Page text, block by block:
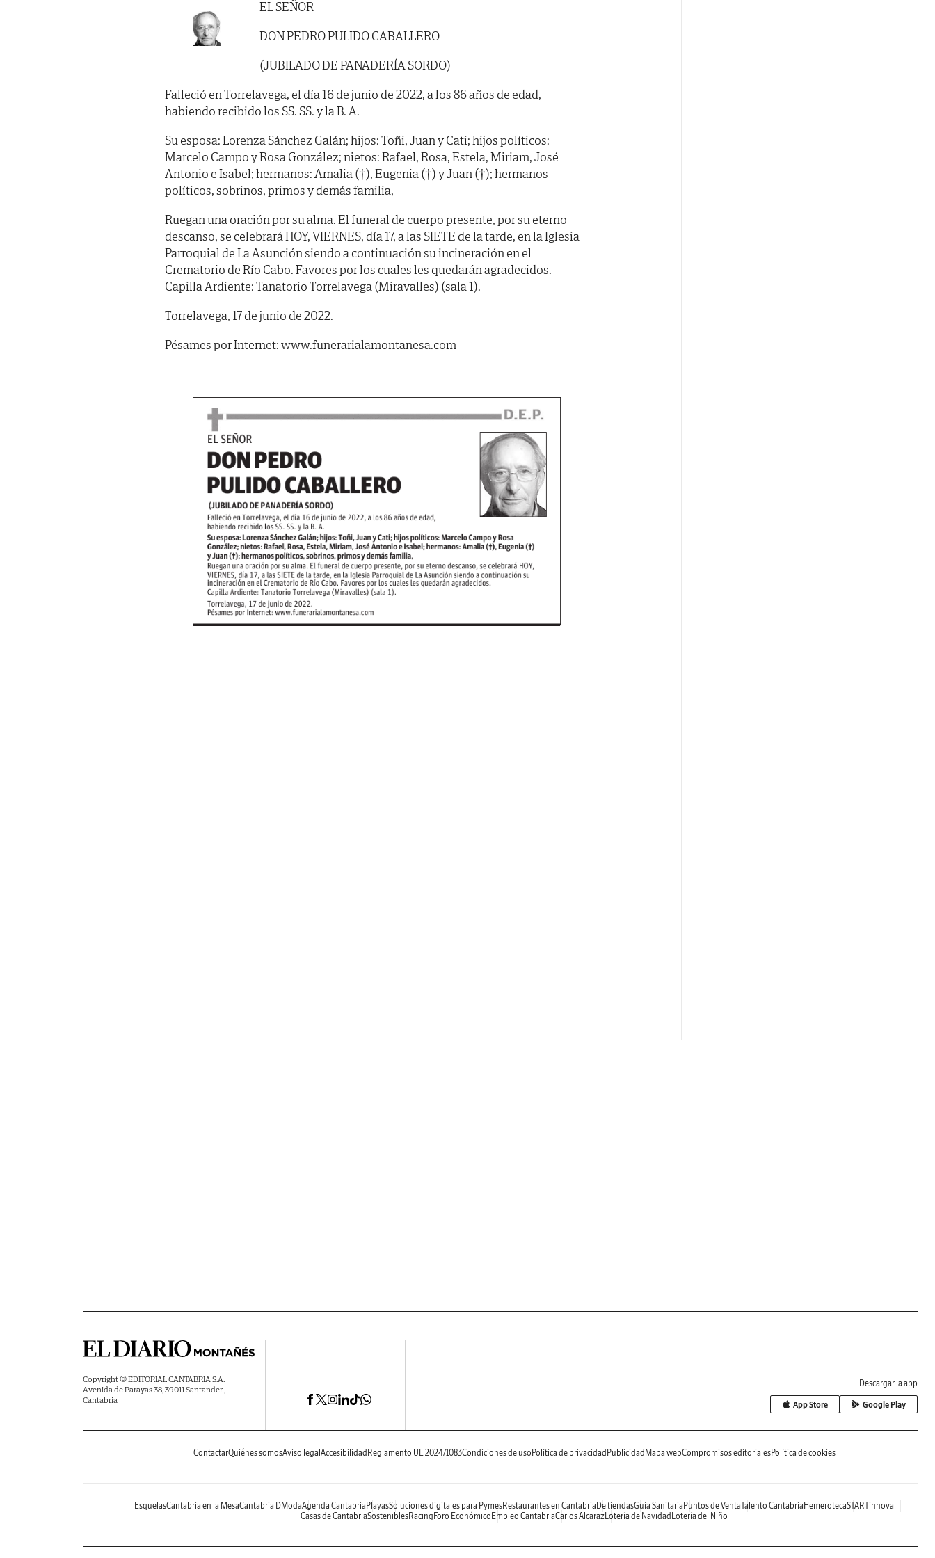
EL SEÑOR
DON PEDRO PULIDO CABALLERO
(JUBILADO DE PANADERÍA SORDO)
Falleció en Torrelavega, el día 16 de junio de 2022, a los 86 años de edad,
habiendo recibido los SS. SS. y la B. A.
Su esposa: Lorenza Sánchez Galán; hijos: Toñi, Juan y Cati; hijos políticos:
Marcelo Campo y Rosa González; nietos: Rafael, Rosa, Estela, Miriam, José
Antonio e Isabel; hermanos: Amalia (†), Eugenia (†) y Juan (†); hermanos
políticos, sobrinos, primos y demás familia,
Ruegan una oración por su alma. El funeral de cuerpo presente, por su eterno
descanso, se celebrará HOY, VIERNES, día 17, a las SIETE de la tarde, en la Iglesia
Parroquial de La Asunción siendo a continuación su incineración en el
Crematorio de Río Cabo. Favores por los cuales les quedarán agradecidos.
Capilla Ardiente: Tanatorio Torrelavega (Miravalles) (sala 1).
Torrelavega, 17 de junio de 2022.
Pésames por Internet: www.funerarialamontanesa.com
Copyright © EDITORIAL CANTABRIA S.A.
Avenida de Parayas 38, 39011 Santander ,
Cantabria
Descargar la app
App Store Google Play
ContactarQuiénes somosAviso legal Accesibilidad Reglamento UE 2024/1083Condiciones de uso Política de privacidad Publicidad Mapa webCompromisos editorialesPolítica de cookies
EsquelasCantabria en la MesaCantabria DModaAgenda Cantabria PlayasSoluciones digitales para PymesRestaurantes en Cantabria De tiendasGuía Sanitaria Puntos de VentaTalento Cantabria HemerotecaSTARTinnova
Casas de CantabriaSosteniblesRacing Foro Económico Empleo CantabriaCarlos AlcarazLotería de Navidad Lotería del Niño